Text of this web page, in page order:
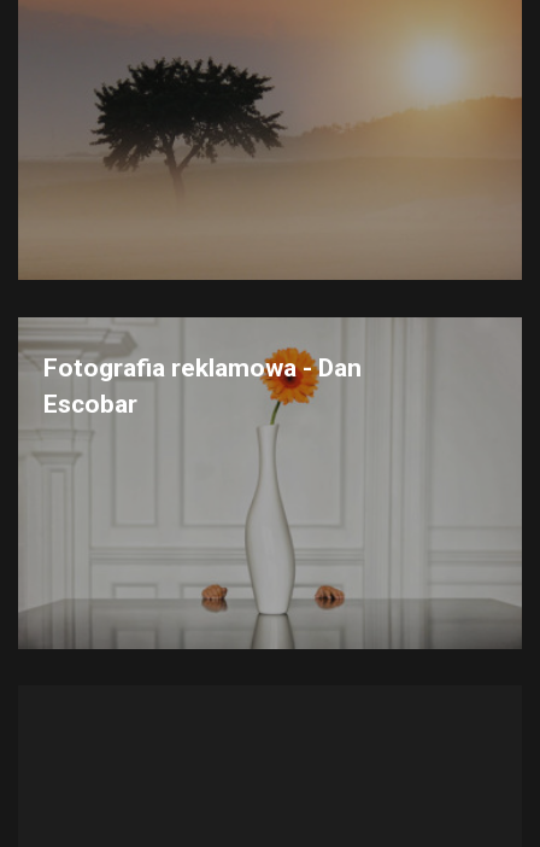
Fotografia reklamowa - Dan
Escobar